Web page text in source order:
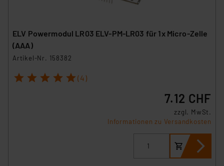
ELV Powermodul LR03 ELV-PM-LR03 für 1x Micro-Zelle
(AAA)
Artikel-Nr. 158382
1 2 3 4 5 (4)
7.12 CHF
zzgl. MwSt.
Informationen zu Versandkosten